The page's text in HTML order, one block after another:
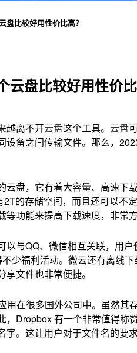
盘比较好用性价比高？
云盘比较好用性价比
越离不开云盘这个工具。 云盘
备之间传输文件。那么，
云盘，它有着大容量、高速下
的存储空间，而且还可以不
功能来提高下载速度，非常方
与QQ、微信相互关联，用
少福利活动。微云还有离线下
文件也非常便捷。
用在很多国外公司中。虽然其
，Dropbox 有一个非常值得
。这让用户对于文件名的要